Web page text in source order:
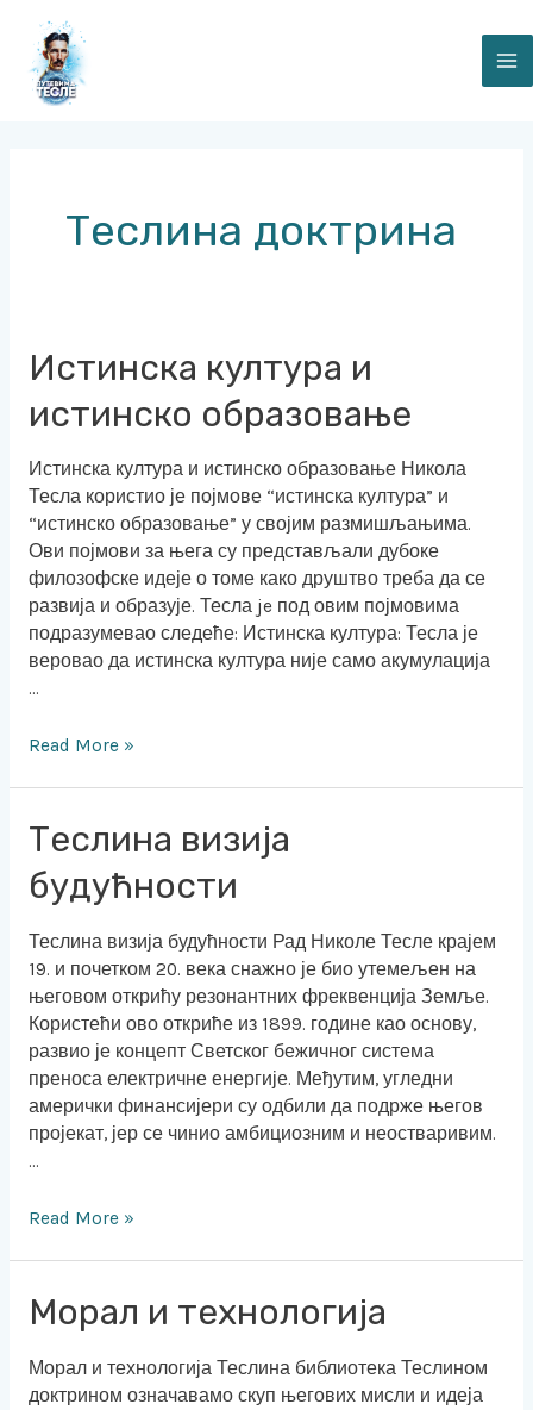
content
Теслина доктрина
Истинска култура и
истинско образовање
Истинска култура и истинско образовање Никола
Тесла користио је појмове “истинска култура” и
“истинско образовање” у својим размишљањима.
Ови појмови за њега су представљали дубоке
филозофске идеје о томе како друштво треба да се
развија и образује. Тесла je под овим појмовима
подразумевао следеће: Истинска култура: Тесла је
веровао да истинска култура није само акумулација
…
Истинска
култура
и
образовање
Read More »
Теслина визија
будућности
Теслина визија будућности Рад Николе Тесле крајем
19. и почетком 20. века снажно је био утемељен на
његовом открићу резонантних фреквенција Земље.
Користећи ово откриће из 1899. године као основу,
развио је концепт Светског бежичног система
преноса електричне енергије. Међутим, угледни
амерички финансијери су одбили да подрже његов
пројекат, јер се чинио амбициозним и неостваривим.
…
Теслина
визија
будућности
Read More »
Морал и технологија
Морал и технологија Теслина библиотека Теслином
доктрином означавамо скуп његових мисли и идеја
Морал
и
технологија